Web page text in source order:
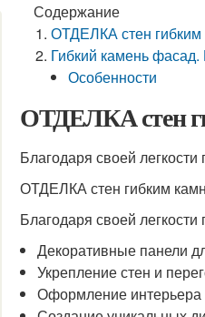
Содержание
ОТДЕЛКА стен гибким
Гибкий камень
Особенности
ОТДЕЛКА стен
Благодаря своей
ОТДЕЛКА стен гибким
Благодаря своей
Декоративные панели
Укрепление стен и
Оформление